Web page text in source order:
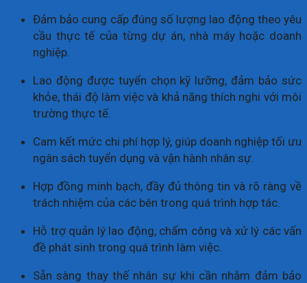
Đảm bảo cung cấp đúng số lượng lao động theo yêu
cầu thực tế của từng dự án, nhà máy hoặc doanh
nghiệp.
Lao động được tuyển chọn kỹ lưỡng, đảm bảo sức
khỏe, thái độ làm việc và khả năng thích nghi với môi
trường thực tế.
Cam kết mức chi phí hợp lý, giúp doanh nghiệp tối ưu
ngân sách tuyển dụng và vận hành nhân sự.
Hợp đồng minh bạch, đầy đủ thông tin và rõ ràng về
trách nhiệm của các bên trong quá trình hợp tác.
Hỗ trợ quản lý lao động, chấm công và xử lý các vấn
đề phát sinh trong quá trình làm việc.
Sẵn sàng thay thế nhân sự khi cần nhằm đảm bảo